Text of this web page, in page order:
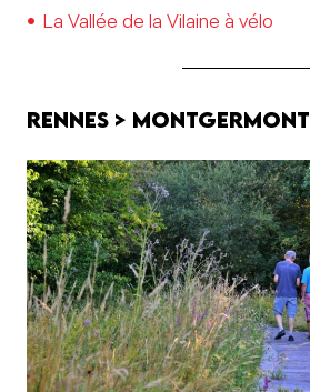
La Vallée de la Vilaine à vélo
Rennes > Montgermont